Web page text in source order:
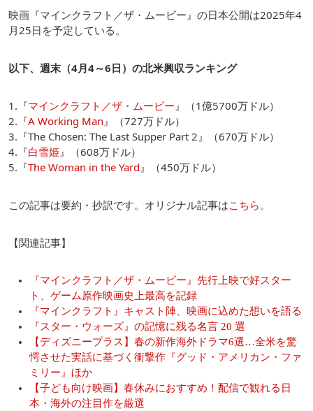
映画『マインクラフト／ザ・ムービー』の日本公開は2025年4
月25日を予定している。
以下、週末（4月4～6日）の北米興収ランキング
1.『マインクラフト／ザ・ムービー 』（1億5700万ドル）
2.『A Working Man 』（727万ドル）
3.『The Chosen: The Last Supper Part 2』（670万ドル）
4.『白雪姫 』（608万ドル）
5.『The Woman in the Yard 』（450万ドル）
この記事は要約・抄訳です。オリジナル記事はこちら 。
【関連記事】
『マインクラフト／ザ・ムービー』先行上映で好スター
ト、ゲーム原作映画史上最高を記録
『マインクラフト』キャスト陣、映画に込めた想いを語る
『スター・ウォーズ』の記憶に残る名言 20 選
【ディズニープラス】春の新作海外ドラマ6選…全米を驚
愕させた実話に基づく衝撃作『グッド・アメリカン・ファ
ミリー』ほか
【子ども向け映画】春休みにおすすめ！配信で観れる日
本・海外の注目作を厳選